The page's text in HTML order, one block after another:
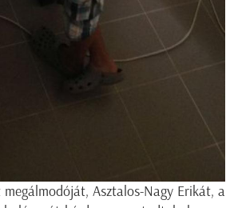
Asztalos-Nagy Erikát, a